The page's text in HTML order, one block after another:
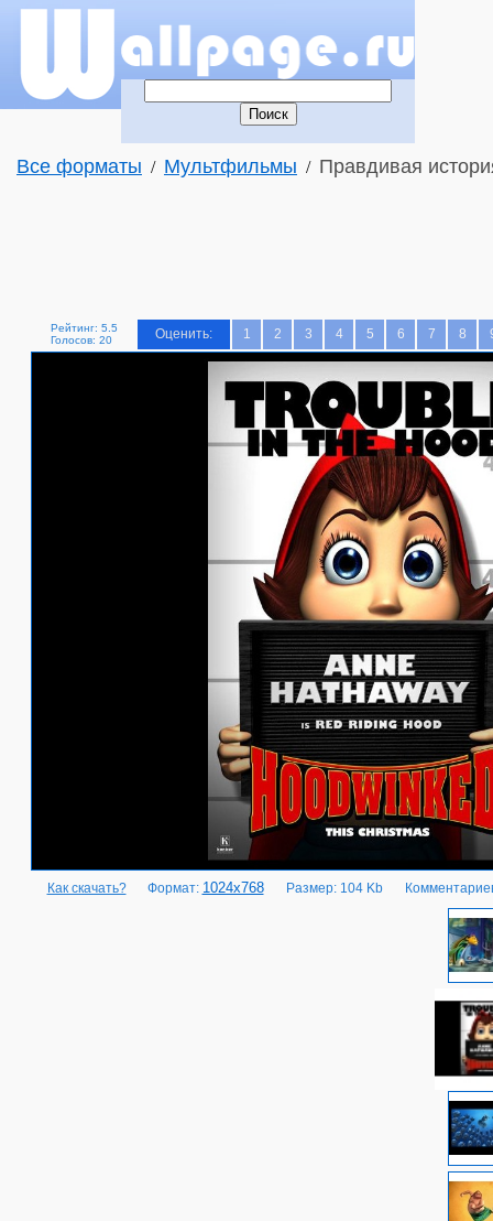
Все форматы / Мультфильмы / Правдивая
Рейтинг: 5.5
Голосов: 20
Оценить: 1 2 3 4 5 6 7 8
Как скачать? Формат: 1024x768 Размер: 104 Kb